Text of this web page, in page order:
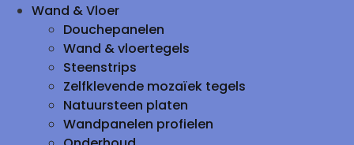
Wand & Vloer
Douchepanelen
Wand & vloertegels
Steenstrips
Zelfklevende mozaïek tegels
Natuursteen platen
Wandpanelen profielen